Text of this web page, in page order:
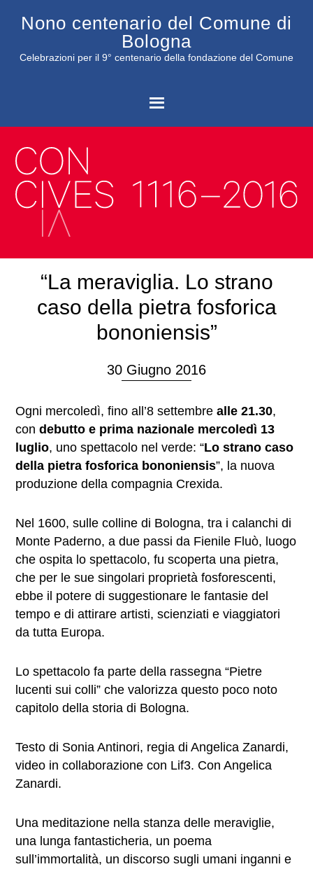
Nono centenario del Comune di
Bologna
Celebrazioni per il 9° centenario della fondazione del Comune
“La meraviglia. Lo strano
caso della pietra fosforica
bononiensis”
30 Giugno 2016
Ogni mercoledì, fino all’8 settembrealle 21.30,
condebutto e prima nazionale mercoledì 13
luglio, uno spettacolo nel verde: “Lo strano caso
della pietra fosforica bononiensis”, la nuova
produzione della compagnia Crexida.
Nel 1600, sulle colline di Bologna, tra i calanchi di
Monte Paderno, a due passi da Fienile Fluò, luogo
che ospita lo spettacolo, fu scoperta una pietra,
che per le sue singolari proprietà fosforescenti,
ebbe il potere di suggestionare le fantasie del
tempo e di attirare artisti, scienziati e viaggiatori
da tutta Europa.
Lo spettacolo fa parte della rassegna “Pietre
lucenti sui colli” che valorizza questo poco noto
capitolo della storia di Bologna.
Testo di Sonia Antinori, regia di Angelica Zanardi,
video in collaborazione con Lif3. Con Angelica
Zanardi.
Una meditazione nella stanza delle meraviglie,
una lunga fantasticheria, un poema
sull’immortalità, un discorso sugli umani inganni e